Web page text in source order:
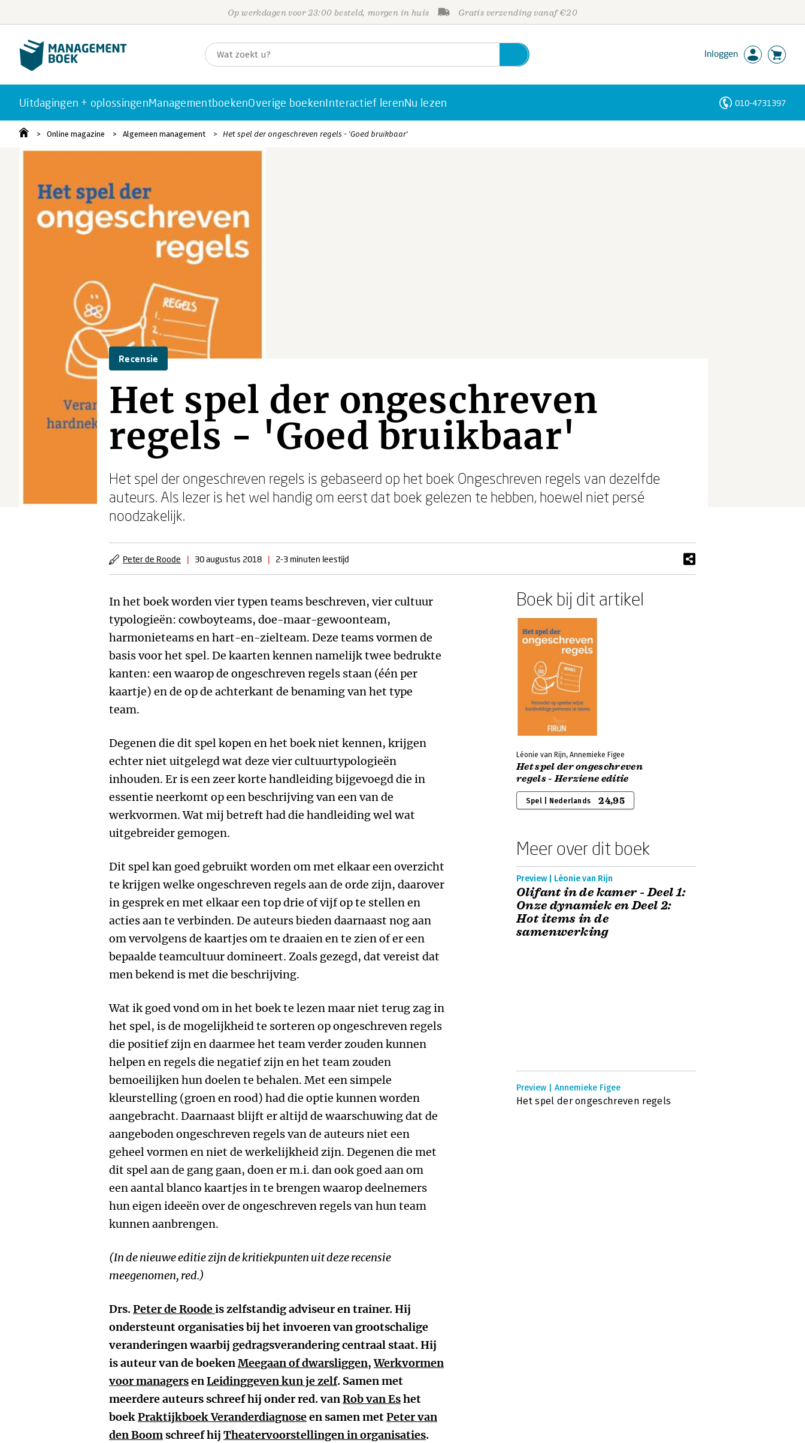
Op werkdagen voor 23:00 besteld, morgen in huis Gratis verzending vanaf €20
Inloggen
Uitdagingen + oplossingenManagementboekenOverige boekenInteractief lerenNu lezen 010-4731397
Online magazine Algemeen management Het spel der ongeschreven regels - 'Goed bruikbaar'
Recensie
Het spel der ongeschreven
regels - 'Goed bruikbaar'
Het spel der ongeschreven regels is gebaseerd op het boek Ongeschreven regels van dezelfde
auteurs. Als lezer is het wel handig om eerst dat boek gelezen te hebben, hoewel niet persé
noodzakelijk.
Peter de Roode | 30 augustus 2018 | 2-3 minuten leestijd
In het boek worden vier typen teams beschreven, vier cultuur
typologieën: cowboyteams, doe-maar-gewoonteam,
harmonieteams en hart-en-zielteam. Deze teams vormen de
basis voor het spel. De kaarten kennen namelijk twee bedrukte
kanten: een waarop de ongeschreven regels staan (één per
kaartje) en de op de achterkant de benaming van het type
team.
Degenen die dit spel kopen en het boek niet kennen, krijgen
echter niet uitgelegd wat deze vier cultuurtypologieën
inhouden. Er is een zeer korte handleiding bijgevoegd die in
essentie neerkomt op een beschrijving van een van de
werkvormen. Wat mij betreft had die handleiding wel wat
uitgebreider gemogen.
Dit spel kan goed gebruikt worden om met elkaar een overzicht
te krijgen welke ongeschreven regels aan de orde zijn, daarover
in gesprek en met elkaar een top drie of vijf op te stellen en
acties aan te verbinden. De auteurs bieden daarnaast nog aan
om vervolgens de kaartjes om te draaien en te zien of er een
bepaalde teamcultuur domineert. Zoals gezegd, dat vereist dat
men bekend is met die beschrijving.
Wat ik goed vond om in het boek te lezen maar niet terug zag in
het spel, is de mogelijkheid te sorteren op ongeschreven regels
die positief zijn en daarmee het team verder zouden kunnen
helpen en regels die negatief zijn en het team zouden
bemoeilijken hun doelen te behalen. Met een simpele
kleurstelling (groen en rood) had die optie kunnen worden
aangebracht. Daarnaast blijft er altijd de waarschuwing dat de
aangeboden ongeschreven regels van de auteurs niet een
geheel vormen en niet de werkelijkheid zijn. Degenen die met
dit spel aan de gang gaan, doen er m.i. dan ook goed aan om
een aantal blanco kaartjes in te brengen waarop deelnemers
hun eigen ideeën over de ongeschreven regels van hun team
kunnen aanbrengen.
(In de nieuwe editie zijn de kritiekpunten uit deze recensie
meegenomen, red.)
Drs.Peter de Roodeis zelfstandig adviseur en trainer. Hij
ondersteunt organisaties bij het invoeren van grootschalige
veranderingen waarbij gedragsverandering centraal staat. Hij
is auteur van de boekenMeegaan of dwarsliggen,Werkvormen
voor managersenLeidinggeven kun je zelf. Samen met
meerdere auteurs schreef hij onder red. vanRob van Eshet
boekPraktijkboek Veranderdiagnoseen samen metPeter van
den Boom schreef hij Theatervoorstellingen in organisaties.
Boek bij dit artikel
Léonie van Rijn, Annemieke Figee
Het spel der ongeschreven
regels - Herziene editie
Spel | Nederlands 24,95
Meer over dit boek
Preview | Léonie van Rijn
Olifant in de kamer - Deel 1:
Onze dynamiek en Deel 2:
Hot items in de
samenwerking
Preview | Annemieke Figee
Het spel der ongeschreven regels
Personen